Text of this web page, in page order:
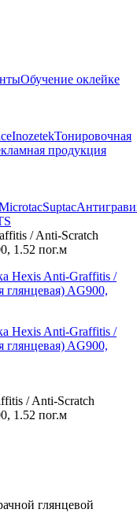
Обучение оклейке
InozetekТонировочная
продукция
Suptac
/ Anti-Scratch
1.52 пог.м
/ Anti-Scratch
1.52 пог.м
глянцевой